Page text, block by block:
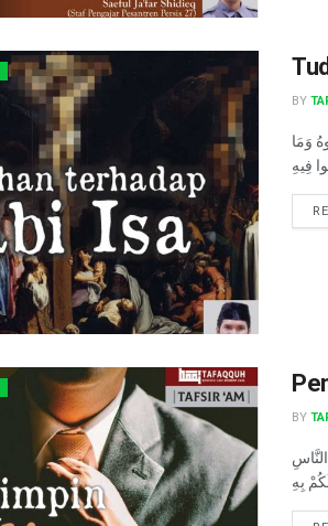
BY
وَمَا
BY